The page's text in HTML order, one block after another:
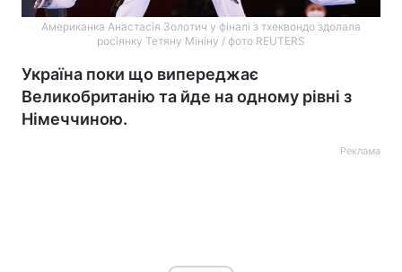
Американка Анастасія Золотич у фіналі з тхеквондо здолала
росіянку Тетяну Мініну / фото REUTERS
Україна поки що випереджає
Великобританію та йде на одному рівні з
Німеччиною.
Реклама